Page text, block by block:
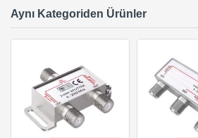
Aynı Kategoriden Ürünler